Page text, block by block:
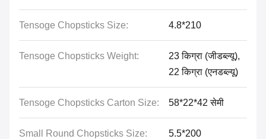
Tensoge Chopsticks Size: 4.8*210
Tensoge Chopsticks Weight:
23 किग्रा (जीडब्ल्यू),
22 किग्रा (एनडब्ल्यू)
Tensoge Chopsticks Carton Size: 58*22*42 सेमी
Small Round Chopsticks Size: 5.5*200